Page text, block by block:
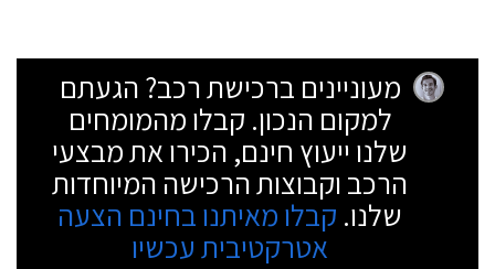
מעוניינים ברכישת רכב? הגעתם
למקום הנכון. קבלו מהמומחים
שלנו ייעוץ חינם, הכירו את מבצעי
הרכב וקבוצות הרכישה המיוחדות
שלנו. קבלו מאיתנו בחינם הצעה
אטרקטיבית עכשיו